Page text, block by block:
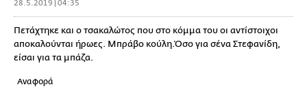
28.5.2019 | 04:35
Πετάχτηκε και ο τσακαλώτος που στο κόμμα του οι αντίστοιχοι
αποκαλούνται ήρωες. Μπράβο κούλη.Όσο για σένα Στεφανίδη,
είσαι για τα μπάζα.
Αναφορά